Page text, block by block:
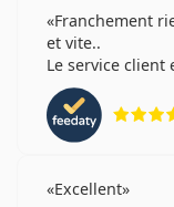
Franchement
et vite..
Le service client
Excellent